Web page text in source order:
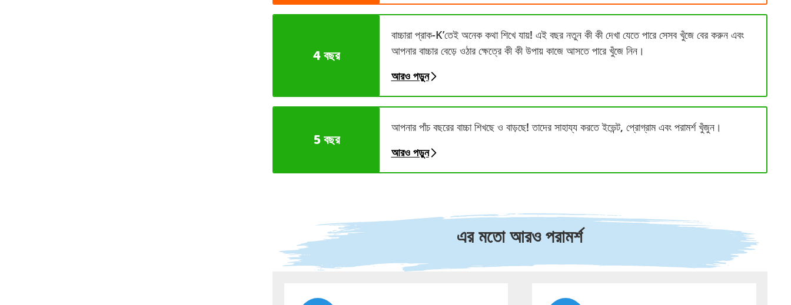
4 বছর
বাচ্চারা প্রাক-K’তেই অনেক কথা শিখে যায়! এই বছর নতুন কী কী দেখা যেতে পারে সেসব খুঁজে বের করুন এবং
আপনার বাচ্চার বেড়ে ওঠার ক্ষেত্রে কী কী উপায় কাজে আসতে পারে খুঁজে নিন।
আরও পড়ুন
5 বছর
আপনার পাঁচ বছরের বাচ্চা শিখছে ও বাড়ছে! তাদের সাহায্য করতে ইভেন্ট, প্রোগ্রাম এবং পরামর্শ খুঁজুন।
আরও পড়ুন
এর মতো আরও পরামর্শ